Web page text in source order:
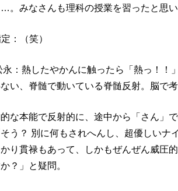
。みなさんも理科の授業を習ったと思い
：（笑）
永：熱したやかんに触ったら「熱っ！！
い、脊髄で動いている脊髄反射。脳で
な本能で反射的に、途中から「さん」
う？ 別に何もされへんし、超優しいナ
かり貫禄もあって、しかもぜんぜん威圧
？」と疑問。